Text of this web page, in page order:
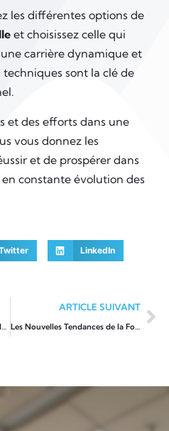
les différentes options de
et choisissez celle qui
carrière dynamique et
sont la clé de
et des efforts dans une
vous donnez les
et de prospérer dans
constante évolution des
LinkedIn
L’évolution des métiers grâce à la formation continue
ARTICLE SUIVANT
Les Nouvelles Tendances de la Formation en 2023 à Ne Pas Manquer